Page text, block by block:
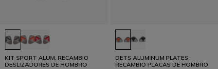
KIT SPORT ALUM. RECAMBIO
DESLIZADORES DE HOMBRO
DETS ALUMINUM PLATES
RECAMBIO PLACAS DE HOMBRO